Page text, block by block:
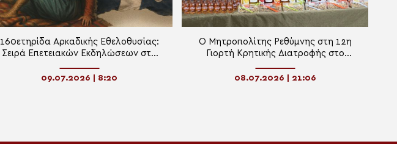
160ετηρίδα Αρκαδικής Εθελοθυσίας:
Σειρά Επετειακών Εκδηλώσεων στη
09.07.2026 | 8:20
Ο Μητροπολίτης Ρεθύμνης στη 12η
Γιορτή Κρητικής Διατροφής στο
08.07.2026 | 21:06